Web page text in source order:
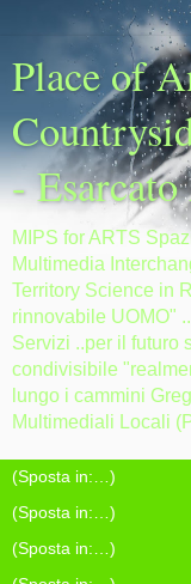
Place of
-
MIPS for ARTS
Multimedia
Territory Science in
rinnovabile UOMO"
Servizi ..per il futuro
condivisibile
lungo i cammini
Multimediali Locali